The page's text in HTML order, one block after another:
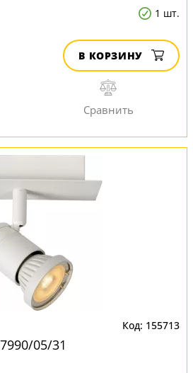
1 шт.
В КОРЗИНУ
155713
05/31